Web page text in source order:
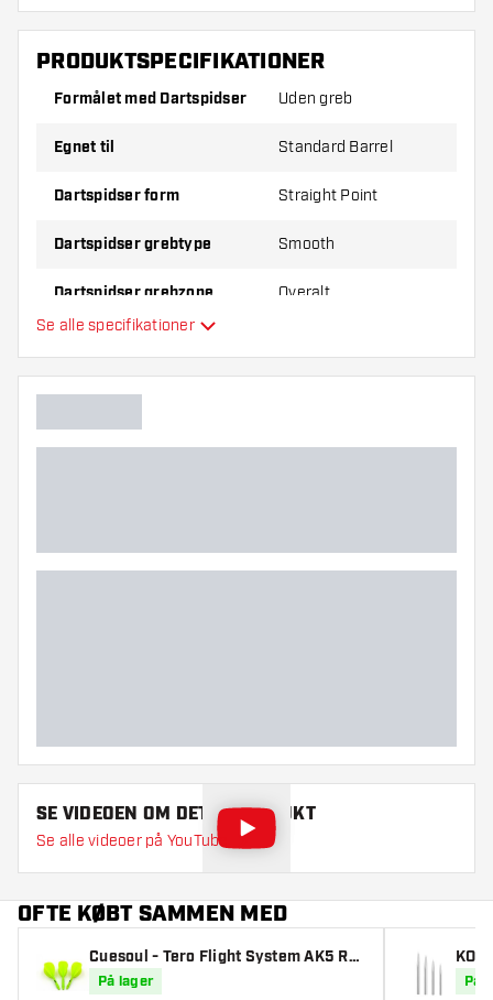
PRODUKTSPECIFIKATIONER
Formålet med Dartspidser Uden greb
Egnet til Standard Barrel
Dartspidser form Straight Point
Dartspidser grebtype Smooth
Dartspidser grebzone Overalt
Dartspidser længde
Se alle specifikationer
SE VIDEOEN OM DETTE PRODUKT
Se alle videoer på YouTube
OFTE KØBT SAMMEN MED
Cuesoul - Tero Flight System AK5 Ro
st Teardrop - Green
På lager På